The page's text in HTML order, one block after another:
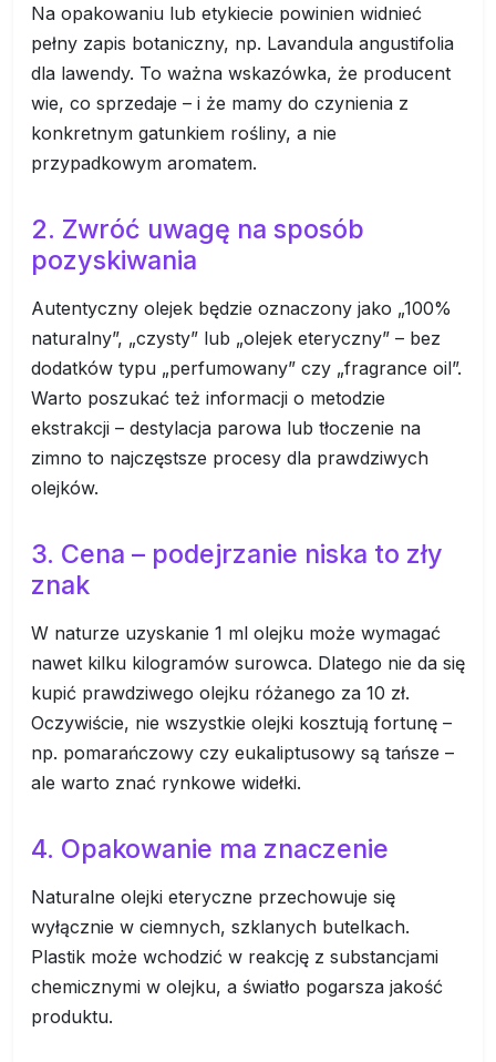
Na opakowaniu lub etykiecie powinien widnieć
pełny zapis botaniczny, np. Lavandula angustifolia
dla lawendy. To ważna wskazówka, że producent
wie, co sprzedaje – i że mamy do czynienia z
konkretnym gatunkiem rośliny, a nie
przypadkowym aromatem.
2. Zwróć uwagę na sposób
pozyskiwania
Autentyczny olejek będzie oznaczony jako „100%
naturalny”, „czysty” lub „olejek eteryczny” – bez
dodatków typu „perfumowany” czy „fragrance oil”.
Warto poszukać też informacji o metodzie
ekstrakcji – destylacja parowa lub tłoczenie na
zimno to najczęstsze procesy dla prawdziwych
olejków.
3. Cena – podejrzanie niska to zły
znak
W naturze uzyskanie 1 ml olejku może wymagać
nawet kilku kilogramów surowca. Dlatego nie da się
kupić prawdziwego olejku różanego za 10 zł.
Oczywiście, nie wszystkie olejki kosztują fortunę –
np. pomarańczowy czy eukaliptusowy są tańsze –
ale warto znać rynkowe widełki.
4. Opakowanie ma znaczenie
Naturalne olejki eteryczne przechowuje się
wyłącznie w ciemnych, szklanych butelkach.
Plastik może wchodzić w reakcję z substancjami
chemicznymi w olejku, a światło pogarsza jakość
produktu.